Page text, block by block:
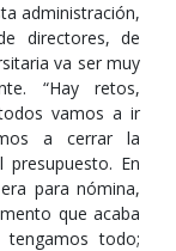
administración,
directores, de
va ser muy
“Hay retos,
vamos a ir
a cerrar la
presupuesto. En
para nómina,
que acaba
todo;